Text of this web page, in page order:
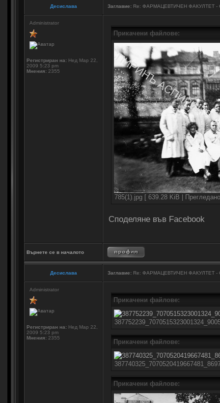
Десислава Заглавие: Re: ФАРМАЦЕВТИЧЕН ФАКУЛТЕТ
Administrator
Регистриран на: Нед Мар 22,
2009 5:23 pm
Мнения: 2355
Прикачени файлове:
785(1).jpg [ 639.28 KiB |
Споделяне във Facebook
Върнете се в началото
Десислава Заглавие: Re: ФАРМАЦЕВТИЧЕН ФАКУЛТЕТ
Administrator
Регистриран на: Нед Мар 22,
2009 5:23 pm
Мнения: 2355
Прикачени файлове:
Прикачени файлове:
Прикачени файлове: